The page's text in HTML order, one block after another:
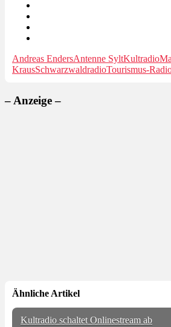
Andreas EndersAntenne SyltKultradio
KrausSchwarzwaldradioTourismus-
– Anzeige –
Ähnliche Artikel
Kultradio schaltet Onlinestream ab